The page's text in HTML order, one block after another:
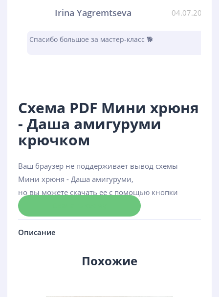
Irina Yagremtseva 04.07.2023
Спасибо большое за мастер-класс 🐕
Схема PDF Мини хрюня
- Даша амигуруми
крючком
Ваш браузер не поддерживает вывод схемы
Мини хрюня - Даша амигуруми,
но вы можете скачать ее с помощью кнопки
Описание
Похожие